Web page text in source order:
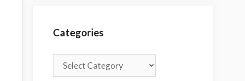
Categories
Categories